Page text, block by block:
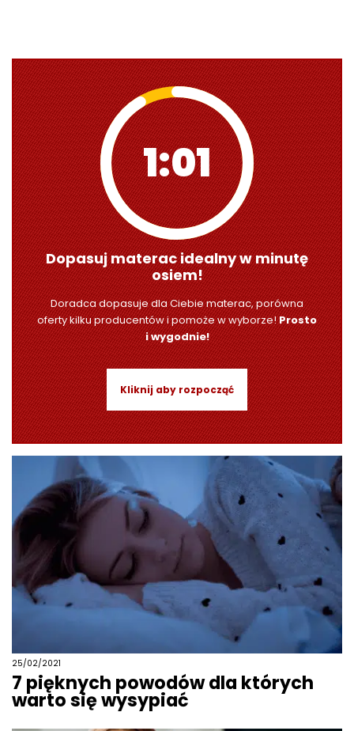
1:00
Dopasuj materac idealny w minutę
osiem!
Doradca dopasuje dla Ciebie materac, porówna
oferty kilku producentów i pomoże w wyborze!Prosto
i wygodnie!
Kliknij aby rozpocząć
25/02/2021
7 pięknych powodów dla których
warto się wysypiać